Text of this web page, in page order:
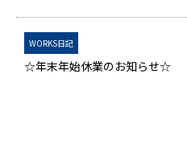
WORKS日記
☆年末年始休業のお知らせ☆